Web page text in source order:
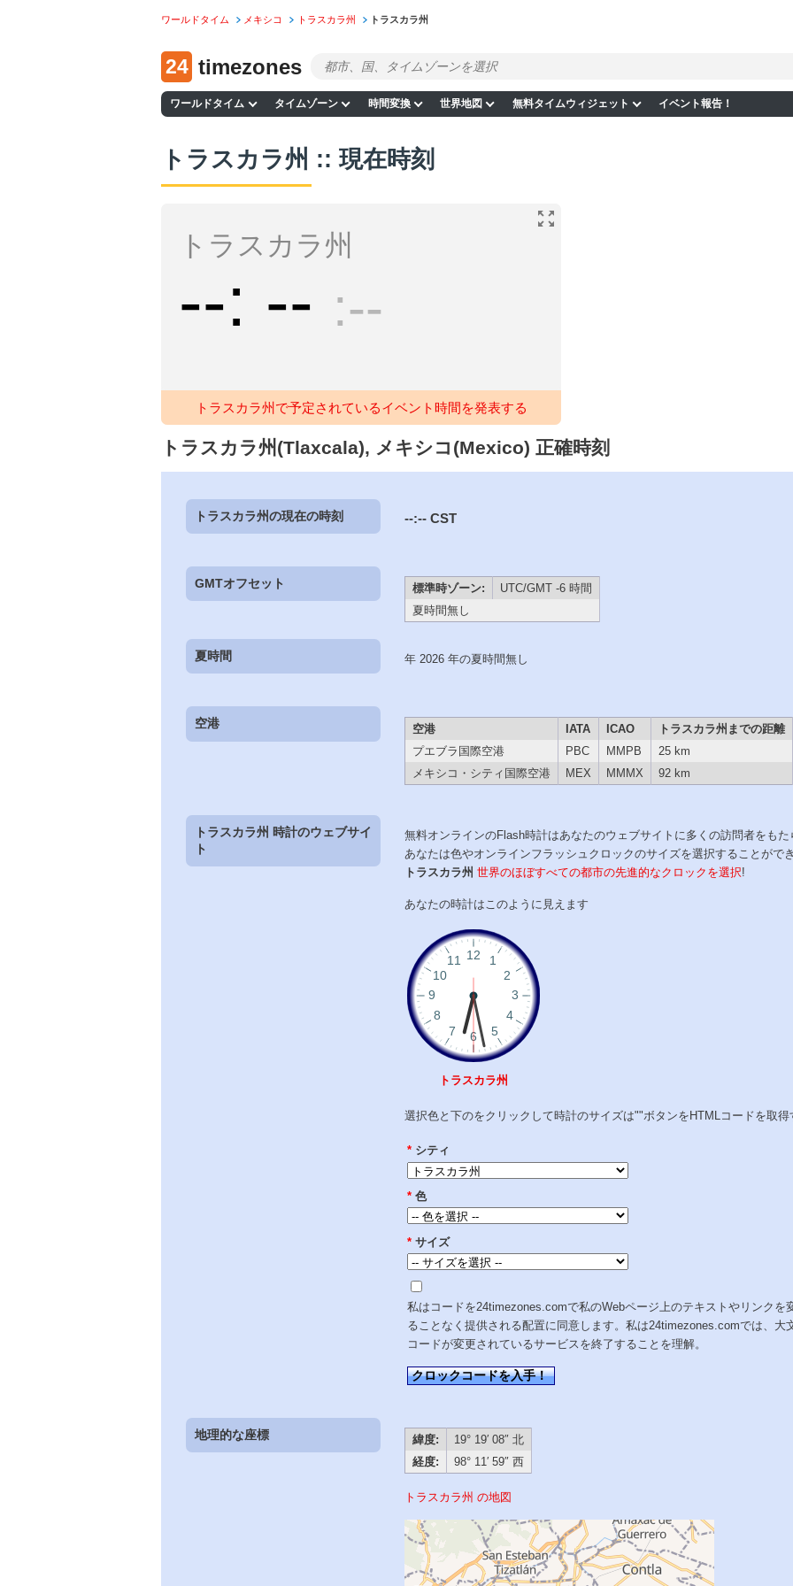
ワールドタイム メキシコ トラスカラ州 トラスカラ州
24 timezones
ワールドタイム タイムゾーン 時間変換 世界地図 無料タイムウィジェット イベント報告！
トラスカラ州 :: 現在時刻
トラスカラ州
-- -- --
トラスカラ州で予定されているイベント時間を発表する
トラスカラ州(Tlaxcala), メキシコ(Mexico) 正確時刻
トラスカラ州の現在の時刻 --:-- CST
GMTオフセット 標準時ゾーン:
UTC/GMT -6 時間
夏時間無し
夏時間 年 2026 年の夏時間無し
空港 空港 IATA ICAO
トラスカラ州までの距離
プエブラ国際空港
PBC MMPB
25 km
メキシコ・シティ国際空港
MEX MMMX 92 km
トラスカラ州 時計のウェブサイ
ト
無料オンラインのFlash時計はあなたのウェブサイトに多くの訪問者をもた
あなたは色やオンラインフラッシュクロックのサイズを選択することがで
トラスカラ州 世界のほぼすべての都市の先進的なクロックを選択!
あなたの時計はこのように見えます
トラスカラ州
選択色と下のをクリックして時計のサイズは""ボタンをHTMLコードを取得
* シティ
* 色
* サイズ
私はコードを24timezones.comで私のWebページ上のテキストやリンクを
ることなく提供される配置に同意します。私は24timezones.comでは、大
コードが変更されているサービスを終了することを理解。
クロックコードを入手！
地理的な座標 緯度:
19° 19′ 08″ 北
経度:
98° 11′ 59″ 西
トラスカラ州 の地図